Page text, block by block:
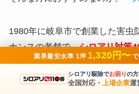
1980年に岐阜市で創業した害虫
ナンスの老舗で、シロアリ対策
以上の施工実績を誇る地元密着
業界最安水準 1坪 1,320円〜
シロアリ駆除でお困りの
全国対応・ 上場企業運